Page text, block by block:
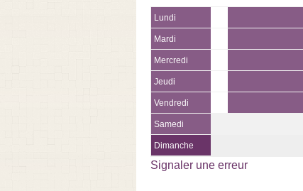
Lundi
Mardi
Mercredi
Jeudi
Vendredi
Samedi
Dimanche
Signaler une erreur